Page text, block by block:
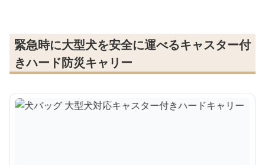
緊急時に大型犬を安全に運べるキャスター付
きハード防災キャリー